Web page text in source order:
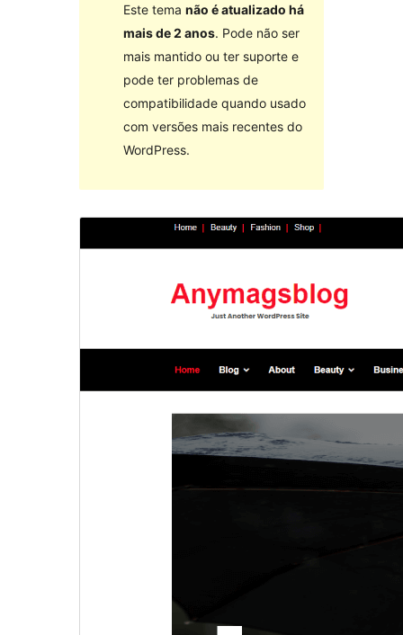
Este tema não é atualizado há
mais de 2 anos. Pode não ser
mais mantido ou ter suporte e
pode ter problemas de
compatibilidade quando usado
com versões mais recentes do
WordPress.